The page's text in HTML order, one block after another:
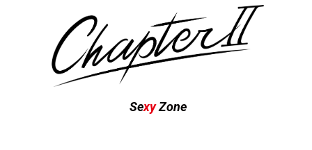
SexyZone